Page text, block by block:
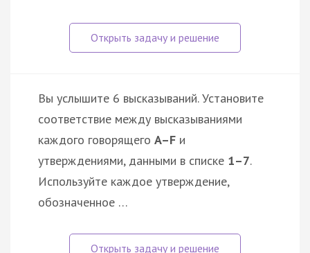
Вы услышите 6 высказываний. Установите
соответствие между высказываниями
каждого говорящего A–F и
утверждениями, данными в списке 1–7.
Используйте каждое утверждение,
обозначенное …